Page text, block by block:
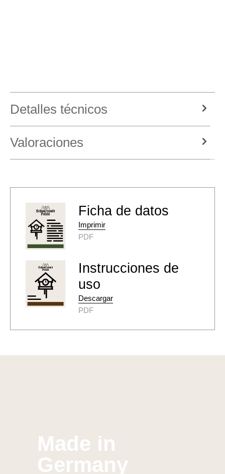
Detalles técnicos
Valoraciones
Ficha de datos
Imprimir
PDF
Instrucciones de
uso
Descargar
PDF
Made in
Germany